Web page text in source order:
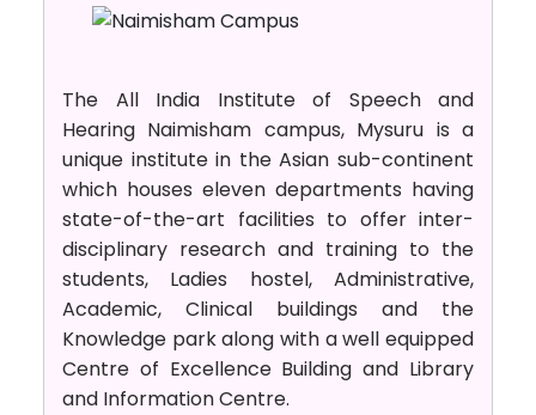
The All India Institute of Speech and
Hearing Naimisham campus, Mysuru is a
unique institute in the Asian sub-continent
which houses eleven departments having
state-of-the-art facilities to offer inter-
disciplinary research and training to the
students, Ladies hostel, Administrative,
Academic, Clinical buildings and the
Knowledge park along with a well equipped
Centre of Excellence Building and Library
and Information Centre.